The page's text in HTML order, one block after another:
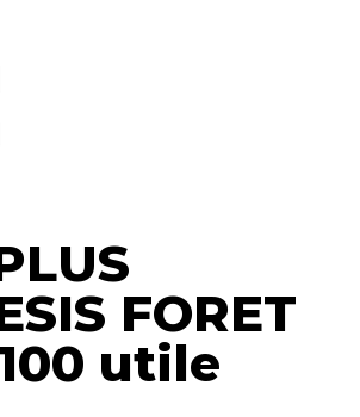
FORET
utile